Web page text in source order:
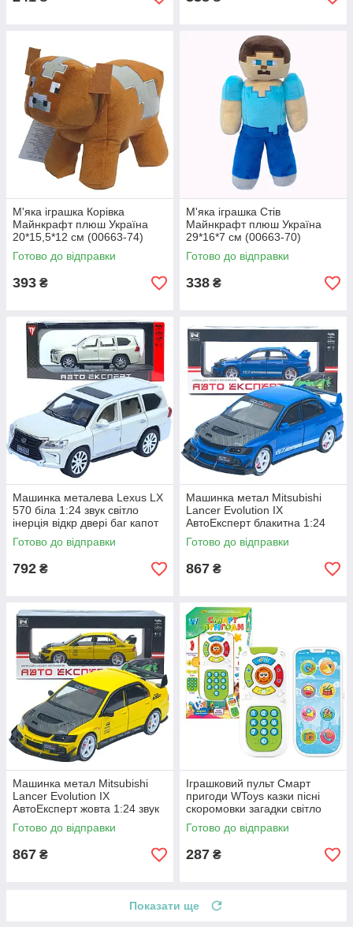
М'яка іграшка Корівка
Майнкрафт плюш Україна
20*15,5*12 см (00663-74)
Готово до відправки
393 ₴
М'яка іграшка Стів
Майнкрафт плюш Україна
29*16*7 см (00663-70)
Готово до відправки
338 ₴
Машинка металева Lexus LX
570 біла 1:24 звук світло
інерція відкр двері баг капот
20*8*7,5 см (RS-42075)
Готово до відправки
792 ₴
Машинка метал Mitsubishi
Lancer Evolution IX
АвтоЕксперт блакитна 1:24
звук світло 21*8*7 см (G8119-
55)
Готово до відправки
867 ₴
Машинка метал Mitsubishi
Lancer Evolution IX
АвтоЕксперт жовта 1:24 звук
світло 21*8*7 см (G8119-55)
Готово до відправки
867 ₴
Іграшковий пульт Смарт
пригоди WToys казки пісні
скоромовки загадки світло
укр мова 15,5*7*2,5 см
(31645)
Готово до відправки
287 ₴
Показати ще